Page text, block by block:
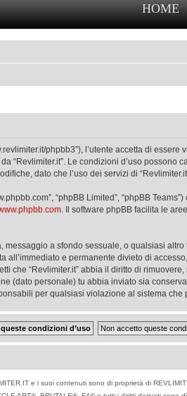
HOME
phpbb3”), l’utente accetta di
“Revlimiter.it”. Le condizioni d’uso
dato che l’uso dei servizi di
“phpBB Limited”, “phpBB
. Il software phpBB facilita le
a sfondo sessuale, o qualsiasi
all’immediato e permanente divieto di
che “Revlimiter.it” abbia il diritto di
(dato personale) tu abbia inviato sia
per qualsiasi violazione al sistema
e i suoi contenuti sono di proprietà di